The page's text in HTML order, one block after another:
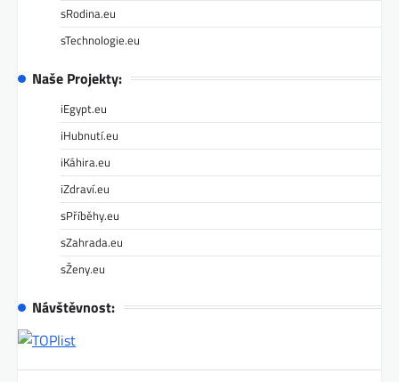
sRodina.eu
sTechnologie.eu
Naše Projekty:
iEgypt.eu
iHubnutí.eu
iKáhira.eu
iZdraví.eu
sPříběhy.eu
sZahrada.eu
sŽeny.eu
Návštěvnost: